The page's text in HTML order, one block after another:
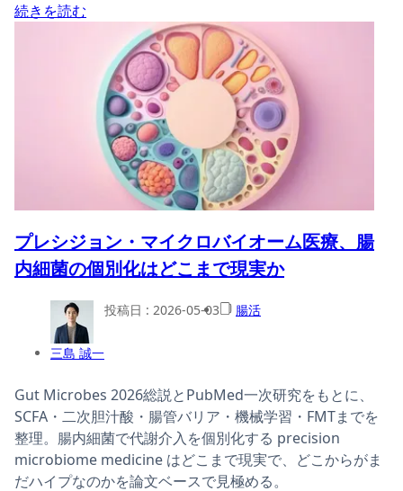
続きを読む
プレシジョン・マイクロバイオーム医療、腸
内細菌の個別化はどこまで現実か
三島 誠一
投稿日 : 2026-05-03 腸活
Gut Microbes 2026総説とPubMed一次研究をもとに、
SCFA・二次胆汁酸・腸管バリア・機械学習・FMTまでを
整理。腸内細菌で代謝介入を個別化する precision
microbiome medicine はどこまで現実で、どこからがま
だハイプなのかを論文ベースで見極める。